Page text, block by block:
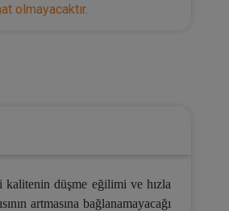
olmayacaktır.
kalitenin düşme eğilimi ve hızla
artmasına bağlanamayacağı